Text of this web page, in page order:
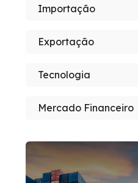
Importação
Exportação
Tecnologia
Mercado Financeiro